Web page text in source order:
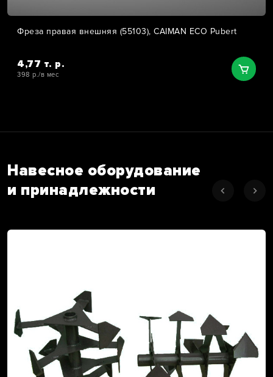
Фреза правая внешняя (55103), CAIMAN ECO Pubert
4,77 т. р.
398 р./в мес
Навесное оборудование
и принадлежности